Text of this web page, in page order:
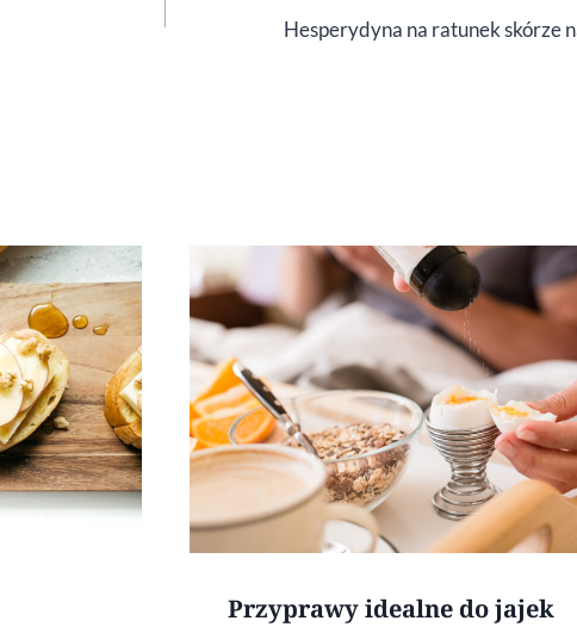
Hesperydyna na ratunek skórze
Przyprawy idealne do jajek